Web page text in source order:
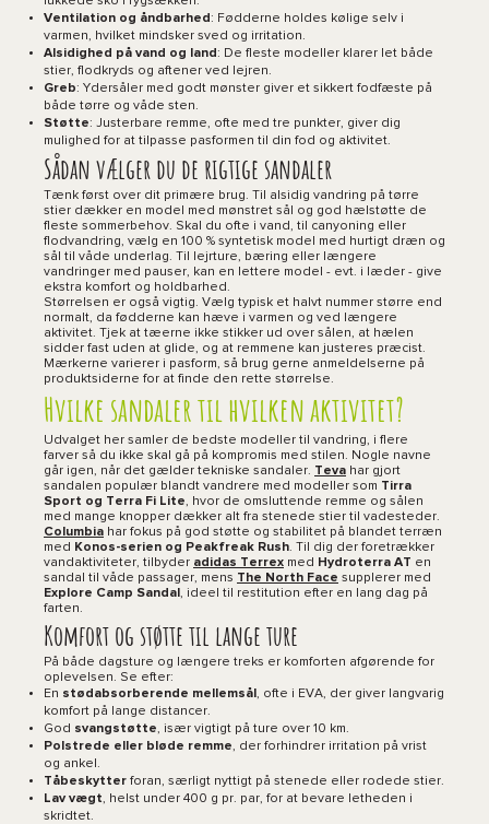
Ventilation og åndbarhed: Fødderne holdes kølige selv i
varmen, hvilket mindsker sved og irritation.
Alsidighed på vand og land: De fleste modeller klarer let både
stier, flodkryds og aftener ved lejren.
Greb: Ydersåler med godt mønster giver et sikkert fodfæste på
både tørre og våde sten.
Støtte: Justerbare remme, ofte med tre punkter, giver dig
mulighed for at tilpasse pasformen til din fod og aktivitet.
Sådan vælger du de rigtige sandaler
Tænk først over dit primære brug. Til alsidig vandring på tørre
stier dækker en model med mønstret sål og god hælstøtte de
fleste sommerbehov. Skal du ofte i vand, til canyoning eller
flodvandring, vælg en 100 % syntetisk model med hurtigt dræn og
sål til våde underlag. Til lejrture, bæring eller længere
vandringer med pauser, kan en lettere model - evt. i læder - give
ekstra komfort og holdbarhed.
Størrelsen er også vigtig. Vælg typisk et halvt nummer større end
normalt, da fødderne kan hæve i varmen og ved længere
aktivitet. Tjek at tæerne ikke stikker ud over sålen, at hælen
sidder fast uden at glide, og at remmene kan justeres præcist.
Mærkerne varierer i pasform, så brug gerne anmeldelserne på
produktsiderne for at finde den rette størrelse.
Hvilke sandaler til hvilken aktivitet?
Udvalget her samler de bedste modeller til vandring, i flere
farver så du ikke skal gå på kompromis med stilen. Nogle navne
går igen, når det gælder tekniske sandaler. Teva har gjort
sandalen populær blandt vandrere med modeller som Tirra
Sport og Terra Fi Lite, hvor de omsluttende remme og sålen
med mange knopper dækker alt fra stenede stier til vadesteder.
Columbia har fokus på god støtte og stabilitet på blandet terræn
med Konos-serien og Peakfreak Rush. Til dig der foretrækker
vandaktiviteter, tilbyder adidas Terrex med Hydroterra AT en
sandal til våde passager, mens The North Face supplerer med
Explore Camp Sandal , ideel til restitution efter en lang dag på
farten.
Komfort og støtte til lange ture
På både dagsture og længere treks er komforten afgørende for
oplevelsen. Se efter:
En stødabsorberende mellemsål , ofte i EVA, der giver langvarig
komfort på lange distancer.
God svangstøtte, især vigtigt på ture over 10 km.
Polstrede eller bløde remme, der forhindrer irritation på vrist
og ankel.
Tåbeskytter foran, særligt nyttigt på stenede eller rodede stier.
Lav vægt, helst under 400 g pr. par, for at bevare letheden i
skridtet.